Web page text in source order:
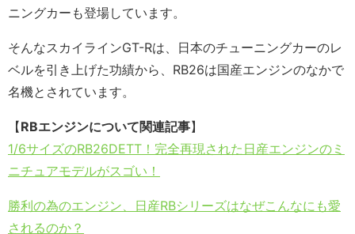
ニングカーも登場しています。
そんなスカイラインGT-Rは、日本のチューニングカーのレ
ベルを引き上げた功績から、RB26は国産エンジンのなかで
名機とされています。
【RBエンジンについて関連記事】
1/6サイズのRB26DETT！完全再現された日産エンジンのミ
ニチュアモデルがスゴい！
勝利の為のエンジン、日産RBシリーズはなぜこんなにも愛
されるのか？